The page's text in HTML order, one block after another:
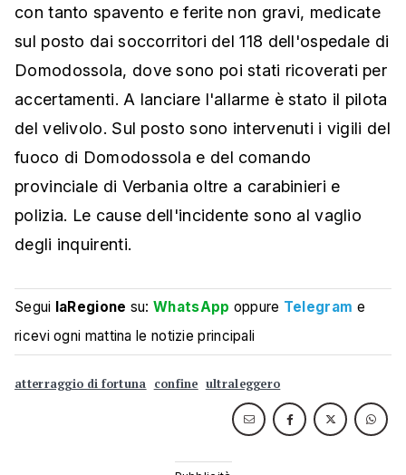
con tanto spavento e ferite non gravi, medicate
sul posto dai soccorritori del 118 dell'ospedale di
Domodossola, dove sono poi stati ricoverati per
accertamenti. A lanciare l'allarme è stato il pilota
del velivolo. Sul posto sono intervenuti i vigili del
fuoco di Domodossola e del comando
provinciale di Verbania oltre a carabinieri e
polizia. Le cause dell'incidente sono al vaglio
degli inquirenti.
Segui laRegione su:WhatsApp oppure Telegram e
ricevi ogni mattina le notizie principali
atterraggio di fortuna confine ultraleggero